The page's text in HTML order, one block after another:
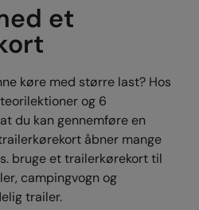
et
køre med større last? Hos
og 6
du kan gennemføre en
åbner mange
bruge et trailerkørekort til
campingvogn og
trailer.